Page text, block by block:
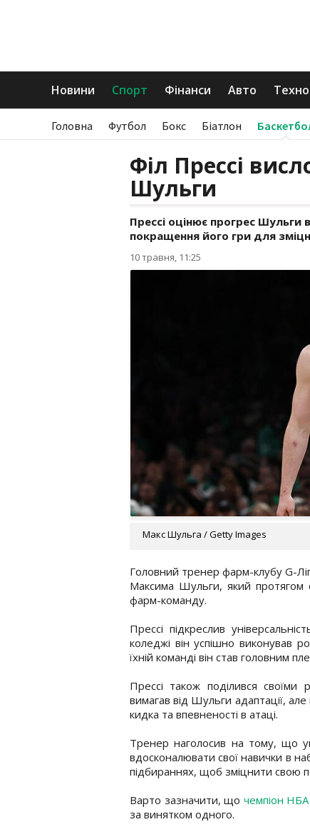
Новини Спорт Фінанси Авто Техно
Головна Футбол Бокс Біатлон
Філ Прессі
Шульги
Прессі оцінює прогрес Шульги
покращення його гри для
10 травня, 11:25
Макс Шульга / Getty Images
Головний тренер фарм-клубу G-
Максима Шульги, який протягом
фарм-команду.
Прессі підкреслив
коледжі він успішно виконував
їхній команді він став головним
Прессі також поділився
вимагав від Шульги адаптації,
кидка та впевненості в атаці.
Тренер наголосив на тому, що
вдосконалювати свої навички в
підбираннях, щоб зміцнити свою
Варто зазначити, що чемпіон
за винятком одного.